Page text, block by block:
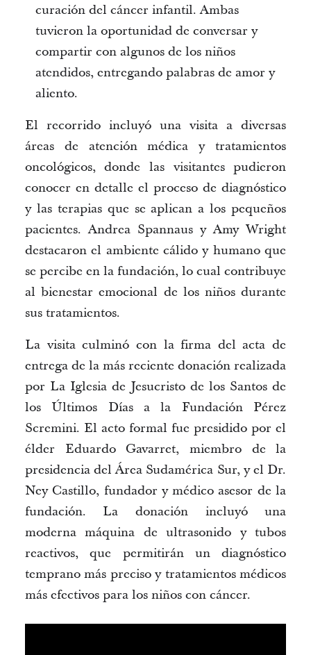
curación del cáncer infantil. Ambas
tuvieron la oportunidad de conversar y
compartir con algunos de los niños
atendidos, entregando palabras de amor y
aliento.
El recorrido incluyó una visita a diversas
áreas de atención médica y tratamientos
oncológicos, donde las visitantes pudieron
conocer en detalle el proceso de diagnóstico
y las terapias que se aplican a los pequeños
pacientes. Andrea Spannaus y Amy Wright
destacaron el ambiente cálido y humano que
se percibe en la fundación, lo cual contribuye
al bienestar emocional de los niños durante
sus tratamientos.
La visita culminó con la firma del acta de
entrega de la más reciente donación realizada
por La Iglesia de Jesucristo de los Santos de
Scremini. El acto formal fue presidido por
élder Eduardo Gavarret, miembro de la
presidencia del Área Sudamérica Sur, y el Dr.
Ney Castillo, fundador y médico asesor de la
fundación. La donación incluyó una
moderna máquina de ultrasonido y tubos
reactivos, que permitirán un diagnóstico
temprano más preciso y tratamientos médicos
más efectivos para los niños con cáncer.